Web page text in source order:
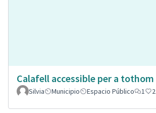
Calafell accessible per a tothom
Silvia
Municipio Espacio Público 1 2